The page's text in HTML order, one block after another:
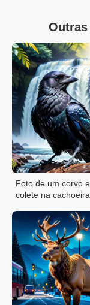
Foto de um corvo
colete na cachoeira